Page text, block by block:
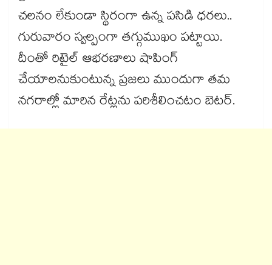
చలనం లేకుండా స్థిరంగా ఉన్న పసిడి ధరలు..
గురువారం స్వల్పంగా తగ్గుముఖం పట్టాయి.
దీంతో రిటైల్ ఆభరణాలు షాపింగ్
చేయాలనుకుంటున్న ప్రజలు ముందుగా తమ
నగరాల్లో మారిన రేట్లను పరిశీలించటం బెటర్.